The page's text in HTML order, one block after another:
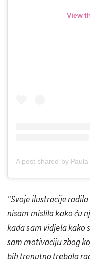
View
A post shared by
"Svoje ilustracije
nisam mislila kako ću
kada sam vidjela kako
sam motivaciju zbog
bih trenutno trebala